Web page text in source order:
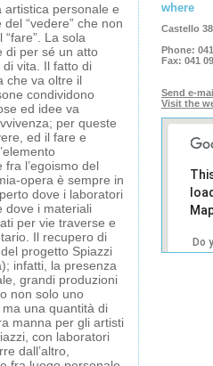
artistica personale e
“vedere” che non
La sola
di per sé un atto
vita. Il fatto di
che va oltre il
condividono
ed idee va
per queste
ed il fare e
l’egoismo del
opera è sempre in
dove i laboratori
dove i materiali
per vie traverse e
Il recupero di
progetto Spiazzi
infatti, la presenza
grandi produzioni
non solo uno
una quantità di
manna per gli artisti
con laboratori
dall’altro,
where
Castello
Phone:
Fax: 041
Send e-
Visit the
Do